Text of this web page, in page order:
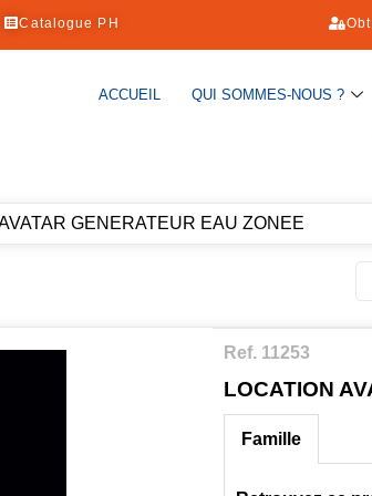
Catalogue PH
ACCUEIL QUI SOMMES-NOUS ?
GENERATEUR EAU ZONEE
Ref. 11253
LOCATION
Famille